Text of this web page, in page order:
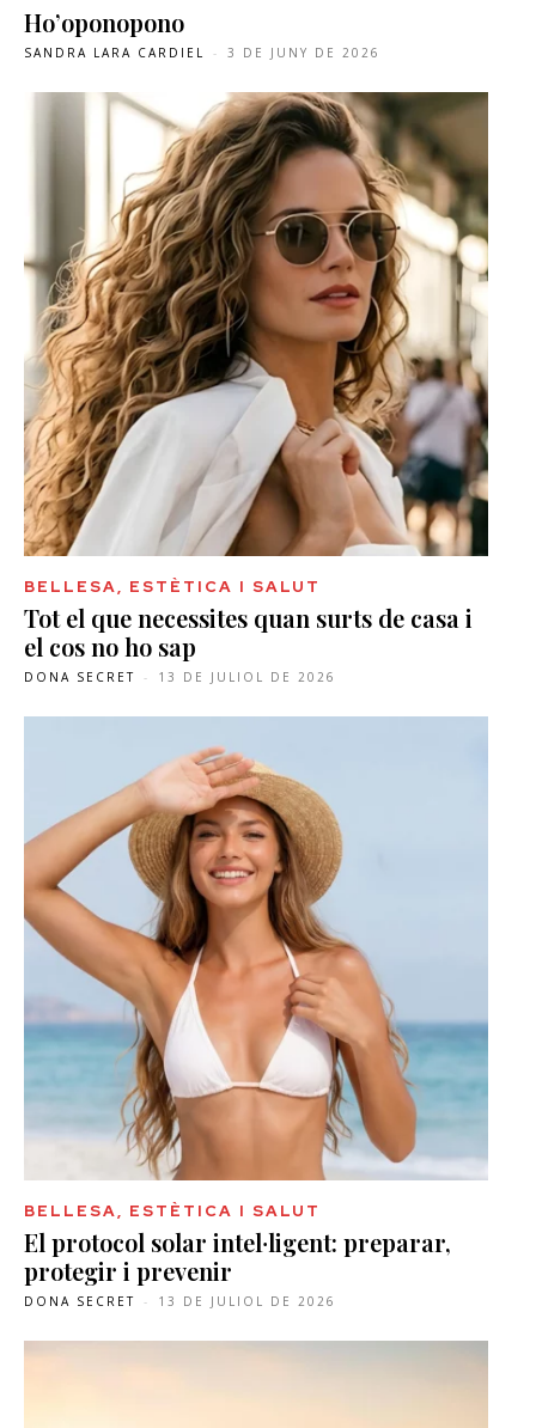
Ho’oponopono
SANDRA LARA CARDIEL - 3 DE JUNY DE 2026
BELLESA, ESTÈTICA I SALUT
Tot el que necessites quan surts de casa i
el cos no ho sap
DONA SECRET - 13 DE JULIOL DE 2026
BELLESA, ESTÈTICA I SALUT
El protocol solar intel·ligent: preparar,
protegir i prevenir
DONA SECRET - 13 DE JULIOL DE 2026